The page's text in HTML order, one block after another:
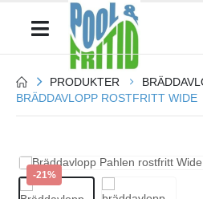
PRODUKTER
BRÄDDAVLOPP ROSTFRITT WIDE
-21%